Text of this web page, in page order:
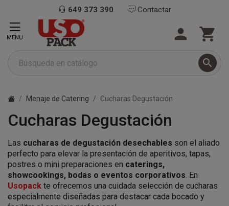
649 373 390 Contactar

 
MENU
Menaje de Catering Cucharas Degustación
Cucharas Degustación
Las cucharas de degustación desechables son el aliado
perfecto para elevar la presentación de aperitivos, tapas,
postres o mini preparaciones en caterings,
showcookings, bodas o eventos corporativos. En
Usopack te ofrecemos una cuidada selección de cucharas
especialmente diseñadas para destacar cada bocado y